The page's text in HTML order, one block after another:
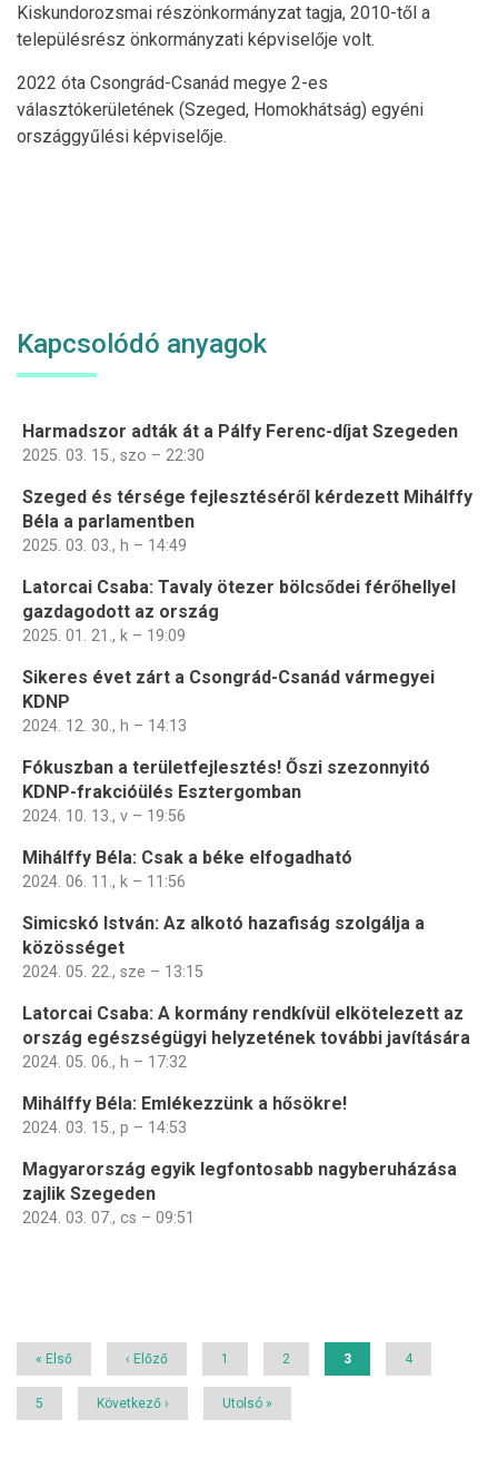
Kiskundorozsmai részönkormányzat tagja, 2010-től a
településrész önkormányzati képviselője volt.
2022 óta Csongrád-Csanád megye 2-es
választókerületének (Szeged, Homokhátság) egyéni
országgyűlési képviselője.
Kapcsolódó anyagok
Harmadszor adták át a Pálfy Ferenc-díjat Szegeden
2025. 03. 15., szo – 22:30
Szeged és térsége fejlesztéséről kérdezett Mihálffy
Béla a parlamentben
2025. 03. 03., h – 14:49
Latorcai Csaba: Tavaly ötezer bölcsődei férőhellyel
gazdagodott az ország
2025. 01. 21., k – 19:09
Sikeres évet zárt a Csongrád-Csanád vármegyei
KDNP
2024. 12. 30., h – 14:13
Fókuszban a területfejlesztés! Őszi szezonnyitó
KDNP-frakcióülés Esztergomban
2024. 10. 13., v – 19:56
Mihálffy Béla: Csak a béke elfogadható
2024. 06. 11., k – 11:56
Simicskó István: Az alkotó hazafiság szolgálja a
közösséget
2024. 05. 22., sze – 13:15
Latorcai Csaba: A kormány rendkívül elkötelezett az
ország egészségügyi helyzetének további javítására
2024. 05. 06., h – 17:32
Mihálffy Béla: Emlékezzünk a hősökre!
2024. 03. 15., p – 14:53
Magyarország egyik legfontosabb nagyberuházása
zajlik Szegeden
2024. 03. 07., cs – 09:51
Első
« Első
Előző
‹ Előző Page
1 Page
2
Jelenlegi
3 Page
4
Page
5
Következő
Következő ›
Utolsó
Utolsó »